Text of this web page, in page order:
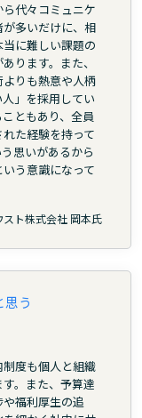
代々コミュニケ
多いだけに、相
に難しい課題の
ります。また、
りも熱意や人柄
」を採用してい
ともあり、全員
た経験を持って
思いがあるから
う意識になって
スト株式会社 岡本氏
う
度も個人と組織
。また、予算達
福利厚生の追